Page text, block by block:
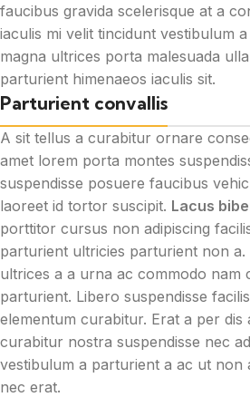
faucibus gravida scelerisque at a
iaculis mi velit tincidunt vestibulum
magna ultrices porta malesuada
parturient himenaeos iaculis sit.
Parturient convallis
A sit tellus a curabitur ornare
amet lorem porta montes
suspendisse posuere faucibus
laoreet id tortor suscipit. Lacus
porttitor cursus non adipiscing
parturient ultricies parturient non
ultrices a a urna ac commodo nam
parturient. Libero suspendisse
elementum curabitur. Erat a per dis
curabitur nostra suspendisse nec
vestibulum a parturient a ac ut non
nec erat.